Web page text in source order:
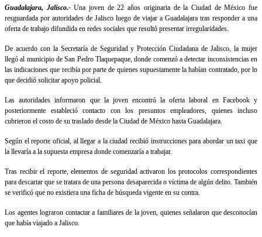
Guadalajara, Jalisco.- Una joven de 22 años originaria de la Ciudad de México fue
resguardada por autoridades de Jalisco luego de viajar a Guadalajara tras responder a una
oferta de trabajo difundida en redes sociales que resultó presentar irregularidades.
De acuerdo con la Secretaría de Seguridad y Protección Ciudadana de Jalisco, la mujer
llegó al municipio de San Pedro Tlaquepaque, donde comenzó a detectar inconsistencias en
las indicaciones que recibía por parte de quienes supuestamente la habían contratado, por lo
que decidió solicitar apoyo policial.
Las autoridades informaron que la joven encontró la oferta laboral en Facebook y
posteriormente estableció contacto con los presuntos empleadores, quienes incluso
cubrieron el costo de su traslado desde la Ciudad de México hasta Guadalajara.
Según el reporte oficial, al llegar a la ciudad recibió instrucciones para abordar un taxi que
la llevaría a la supuesta empresa donde comenzaría a trabajar.
Tras recibir el reporte, elementos de seguridad activaron los protocolos correspondientes
para descartar que se tratara de una persona desaparecida o víctima de algún delito. También
se verificó que no existiera una ficha de búsqueda vigente en su contra.
Los agentes lograron contactar a familiares de la joven, quienes señalaron que desconocían
que había viajado a Jalisco.